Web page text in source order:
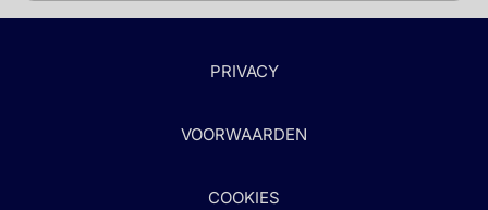
PRIVACY
VOORWAARDEN
COOKIES